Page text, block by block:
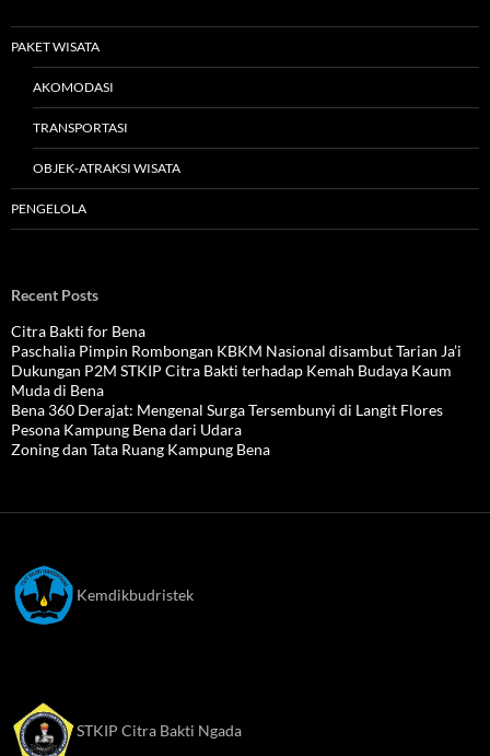
PAKET WISATA
AKOMODASI
TRANSPORTASI
OBJEK-ATRAKSI WISATA
PENGELOLA
Recent Posts
Citra Bakti for Bena
Paschalia Pimpin Rombongan KBKM Nasional disambut Tarian Ja’i
Dukungan P2M STKIP Citra Bakti terhadap Kemah Budaya Kaum
Muda di Bena
Bena 360 Derajat: Mengenal Surga Tersembunyi di Langit Flores
Pesona Kampung Bena dari Udara
Zoning dan Tata Ruang Kampung Bena
Kemdikbudristek
STKIP Citra Bakti Ngada